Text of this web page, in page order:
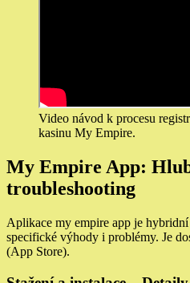
Video návod k procesu
kasinu My Empire.
My Empire App:
troubleshooting
Aplikace my empire app je
specifické výhody i problémy. Je
(App Store).